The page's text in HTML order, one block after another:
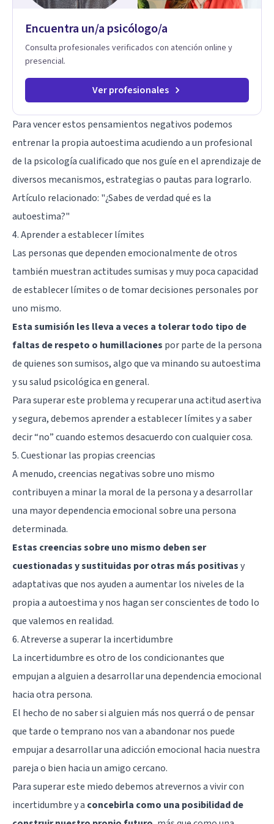
Encuentra un/a psicólogo/a
Consulta profesionales verificados con atención online y
presencial.
Ver profesionales
Para vencer estos pensamientos negativos podemos
entrenar la propia autoestima acudiendo a un profesional
de la psicología cualificado que nos guíe en el aprendizaje de
diversos mecanismos, estrategias o pautas para lograrlo.
Artículo relacionado: "¿Sabes de verdad qué es la
autoestima?"
4. Aprender a establecer límites
Las personas que dependen emocionalmente de otros
también muestran actitudes sumisas y muy poca capacidad
de establecer límites o de tomar decisiones personales por
uno mismo.
Esta sumisión les lleva a veces a tolerar todo tipo de
faltas de respeto o humillaciones por parte de la persona
de quienes son sumisos, algo que va minando su autoestima
y su salud psicológica en general.
Para superar este problema y recuperar una actitud asertiva
y segura, debemos aprender a establecer límites y a saber
decir “no” cuando estemos desacuerdo con cualquier cosa.
5. Cuestionar las propias creencias
A menudo, creencias negativas sobre uno mismo
contribuyen a minar la moral de la persona y a desarrollar
una mayor dependencia emocional sobre una persona
determinada.
Estas creencias sobre uno mismo deben ser
cuestionadas y sustituidas por otras más positivasy
adaptativas que nos ayuden a aumentar los niveles de la
propia a autoestima y nos hagan ser conscientes de todo lo
que valemos en realidad.
6. Atreverse a superar la incertidumbre
La incertidumbre es otro de los condicionantes que
empujan a alguien a desarrollar una dependencia emocional
hacia otra persona.
El hecho de no saber si alguien más nos querrá o de pensar
que tarde o temprano nos van a abandonar nos puede
empujar a desarrollar una adicción emocional hacia nuestra
pareja o bien hacia un amigo cercano.
Para superar este miedo debemos atrevernos a vivir con
incertidumbre y a concebirla como una posibilidad de